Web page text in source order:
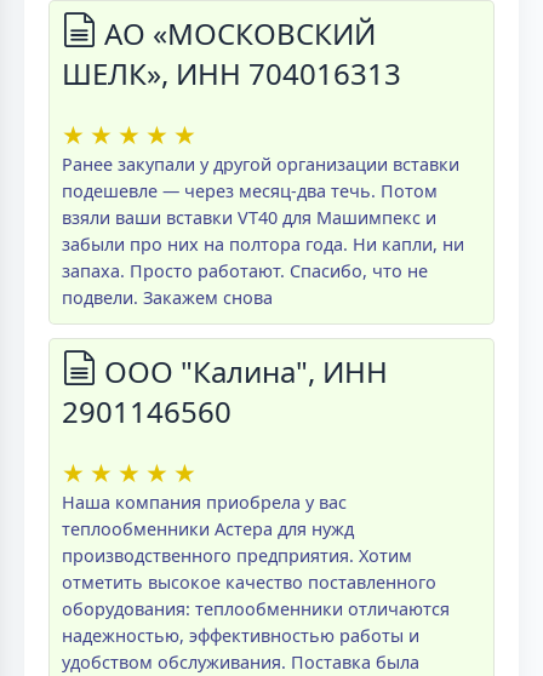
АО «МОСКОВСКИЙ
ШЕЛК», ИНН 704016313
★ ★ ★ ★ ★
Ранее закупали у другой организации вставки
подешевле — через месяц-два течь. Потом
взяли ваши вставки VT40 для Машимпекс и
забыли про них на полтора года. Ни капли, ни
запаха. Просто работают. Спасибо, что не
подвели. Закажем снова
ООО "Калина", ИНН
2901146560
★ ★ ★ ★ ★
Наша компания приобрела у вас
теплообменники Астера для нужд
производственного предприятия. Хотим
отметить высокое качество поставленного
оборудования: теплообменники отличаются
надежностью, эффективностью работы и
удобством обслуживания. Поставка была